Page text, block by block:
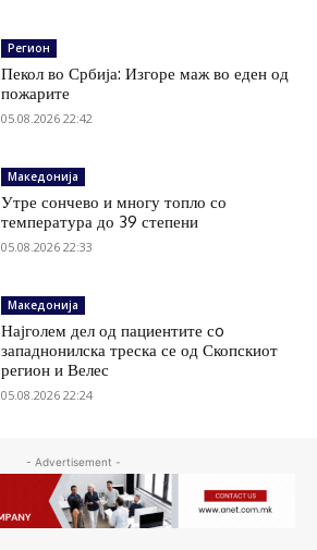
Регион
Пекол во Србија: Изгоре маж во еден од
пожарите
05.08.2026 22:42
Македонија
Утре сончево и многу топло со
температура до 39 степени
05.08.2026 22:33
Македонија
Најголем дел од пациентите сo
западнонилска треска се од Скопскиот
регион и Велес
05.08.2026 22:24
- Advertisement -